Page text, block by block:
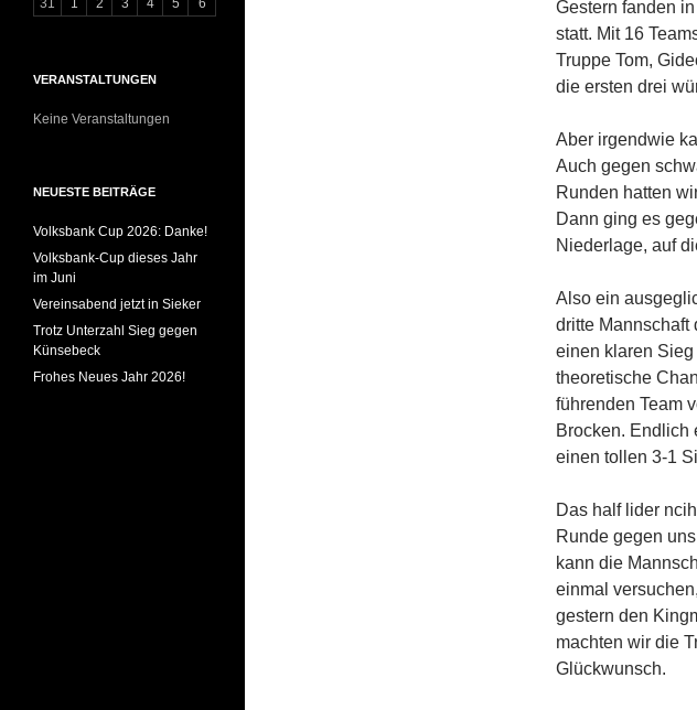
Gestern fanden
statt. Mit 16
Truppe Tom,
die ersten drei
Aber irgendwie
Auch gegen
Runden hatten
Dann ging es
Niederlage, auf
Also ein
dritte Mannschaft
einen klaren
theoretische
führenden Team
Brocken. Endlich
einen tollen 3-1
Das half lider
Runde gegen
kann die
einmal
gestern den
machten wir die
Glückwunsch.
VERANSTALTUNGEN
Keine Veranstaltungen
NEUESTE BEITRÄGE
Volksbank Cup 2026: Danke!
Volksbank-Cup dieses Jahr
im Juni
Vereinsabend jetzt in Sieker
Trotz Unterzahl Sieg gegen
Künsebeck
Frohes Neues Jahr 2026!